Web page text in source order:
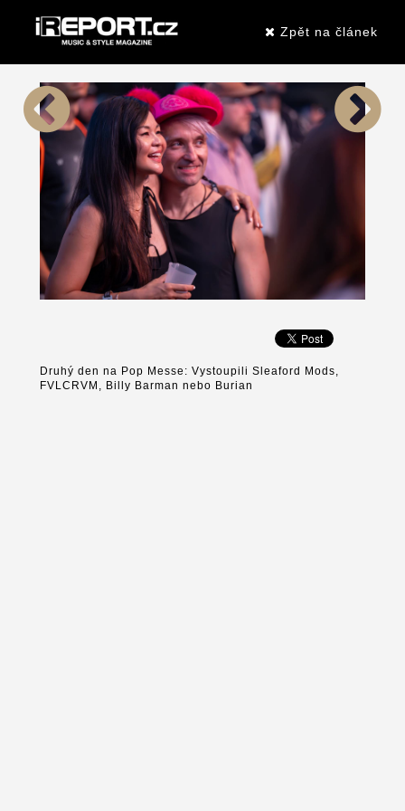
Zpět na článek
Druhý den na Pop Messe: Vystoupili Sleaford Mods,
FVLCRVM, Billy Barman nebo Burian